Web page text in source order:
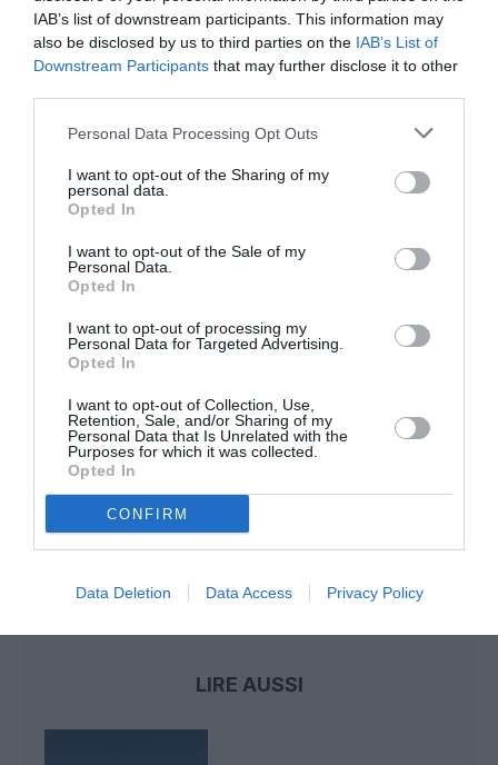
IAB’s list of downstream participants. This information may
also be disclosed by us to third parties on the IAB’s List of
Downstream Participants that may further disclose it to other
Personal Data Processing Opt Outs
I want to opt-out of the Sharing of my
personal data.
Opted In
I want to opt-out of the Sale of my
Personal Data.
Opted In
I want to opt-out of processing my
Personal Data for Targeted Advertising.
Opted In
I want to opt-out of Collection, Use,
Retention, Sale, and/or Sharing of my
Personal Data that Is Unrelated with the
Purposes for which it was collected.
Opted In
CONFIRM
Data Deletion Data Access Privacy Policy
NOUS SOUTENIR
DERNIERS COMMENTAIRES
Autre ligne espérée :a commenté l'article :
Bruxelles–Porto : Transavia ouvre une nouvelle liaison
Aéroport néerlandais saturéa commenté l'article :
loisirs à partir de décembre 2026
LIRE AUSSI